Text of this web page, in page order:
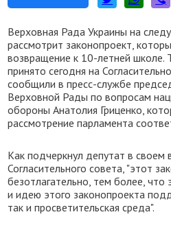
Верховная Рада Украины на
рассмотрит законопроект,
возвращение к 10-летней школе.
принято сегодня на
сообщили в пресс-службе
Верховной Рады по вопросам
обороны Анатолия Гриценко,
рассмотрение парламента
Как подчеркнул депутат в своем
Согласительного совета, "этот
безотлагательно, тем более,
и идею этого законопроекта
так и просветительская среда".